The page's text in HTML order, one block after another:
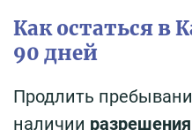
Как остаться в
90 дней
Продлить
наличии